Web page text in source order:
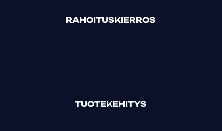
RAHOITUSKIERROS
TUOTEKEHITYS